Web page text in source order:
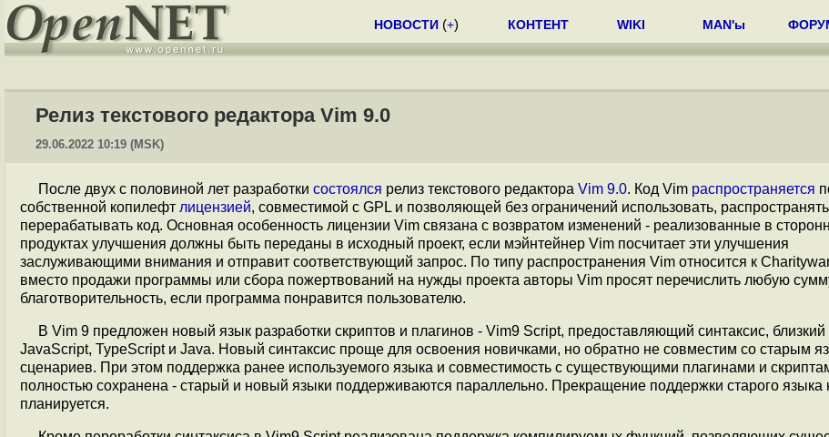
НОВОСТИ (+) КОНТЕНТ WIKI MAN'ы
Релиз текстового редактора Vim 9.0
29.06.2022 10:19 (MSK)
После двух с половиной лет разработки состоялся релиз текстового редактора Vim 9.0. Код Vim распространяется
собственной копилефт лицензией, совместимой с GPL и позволяющей без ограничений использовать,
перерабатывать код. Основная особенность лицензии Vim связана с возвратом изменений - реализованные в
продуктах улучшения должны быть переданы в исходный проект, если мэйнтейнер Vim посчитает эти улучшения
заслуживающими внимания и отправит соответствующий запрос. По типу распространения Vim относится к
вместо продажи программы или сбора пожертвований на нужды проекта авторы Vim просят перечислить любую
благотворительность, если программа понравится пользователю.
В Vim 9 предложен новый язык разработки скриптов и плагинов - Vim9 Script, предоставляющий синтаксис, близкий
JavaScript, TypeScript и Java. Новый синтаксис проще для освоения новичками, но обратно не совместим со старым
сценариев. При этом поддержка ранее используемого языка и совместимость с существующими плагинами и
полностью сохранена - старый и новый языки поддерживаются параллельно. Прекращение поддержки старого языка
планируется.